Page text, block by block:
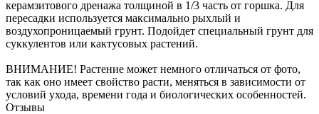
керамзитового дренажа толщиной в 1/3 часть от горшка. Для
пересадки используется максимально рыхлый и
воздухопроницаемый грунт. Подойдет специальный грунт для
суккулентов или кактусовых растений.
ВНИМАНИЕ! Растение может немного отличаться от фото,
так как оно имеет свойство расти, меняться в зависимости от
условий ухода, времени года и биологических особенностей.
Отзывы